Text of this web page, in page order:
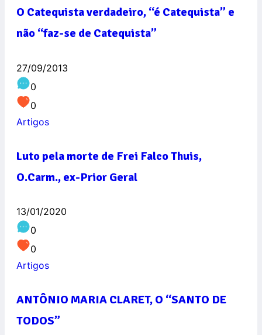
O Catequista verdadeiro, “é Catequista” e
não “faz-se de Catequista”
27/09/2013
0
0
Artigos
Luto pela morte de Frei Falco Thuis,
O.Carm., ex-Prior Geral
13/01/2020
0
0
Artigos
ANTÔNIO MARIA CLARET, O “SANTO DE
TODOS”